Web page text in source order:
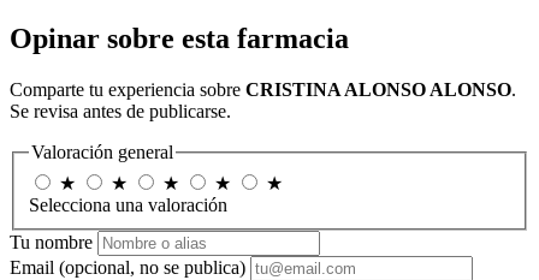
Opinar sobre esta farmacia
Comparte tu experiencia sobre CRISTINA ALONSO ALONSO.
Se revisa antes de publicarse.
Valoración general
★
★ ★ ★
★
Selecciona una valoración
Tu nombre
Email (opcional, no se publica)